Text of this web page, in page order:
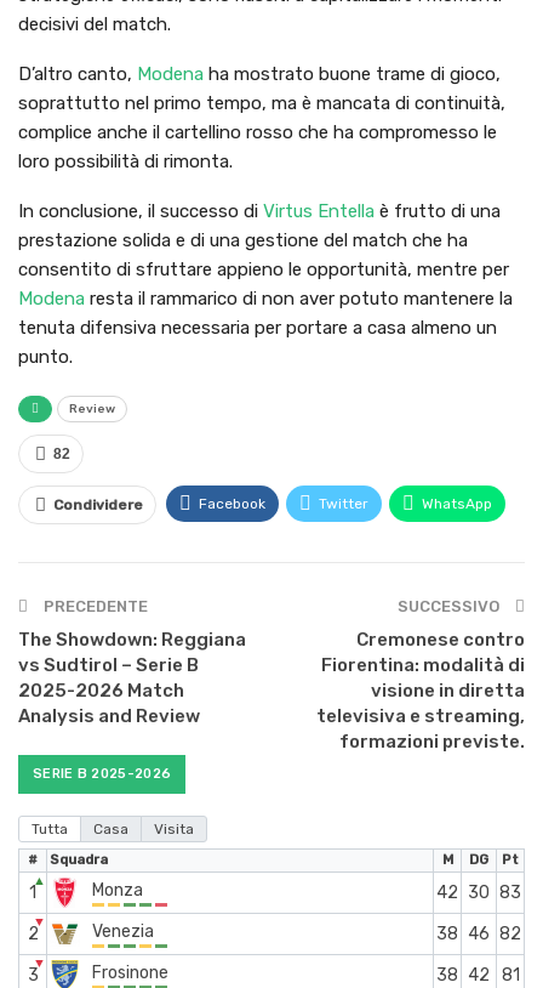
decisivi del match.
D’altro canto, Modena ha mostrato buone trame di gioco,
soprattutto nel primo tempo, ma è mancata di continuità,
complice anche il cartellino rosso che ha compromesso le
loro possibilità di rimonta.
In conclusione, il successo di Virtus Entella è frutto di una
prestazione solida e di una gestione del match che ha
consentito di sfruttare appieno le opportunità, mentre per
Modena resta il rammarico di non aver potuto mantenere la
tenuta difensiva necessaria per portare a casa almeno un
punto.
Review
82
Condividere Facebook Twitter WhatsApp
PRECEDENTE
The Showdown: Reggiana
vs Sudtirol – Serie B
2025-2026 Match
Analysis and Review
SUCCESSIVO
Cremonese contro
Fiorentina: modalità di
visione in diretta
televisiva e streaming,
formazioni previste.
SERIE B 2025-2026
Tutta Casa Visita
# Squadra M DG Pt
1
▲ Monza 42 30 83
2
▼ Venezia 38 46 82
3
▼ Frosinone 38 42
81